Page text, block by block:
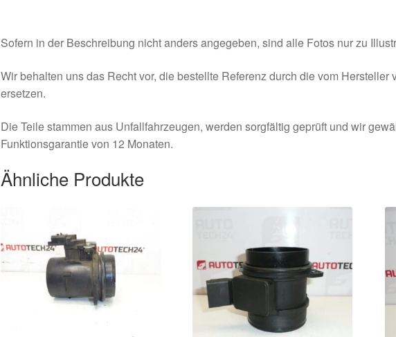
Sofern in der Beschreibung nicht anders angegeben, sind alle Fotos nur zu
Wir behalten uns das Recht vor, die bestellte Referenz durch die vom Hersteller
ersetzen.
Die Teile stammen aus Unfallfahrzeugen, werden sorgfältig geprüft und wir
Funktionsgarantie von 12 Monaten.
Ähnliche Produkte